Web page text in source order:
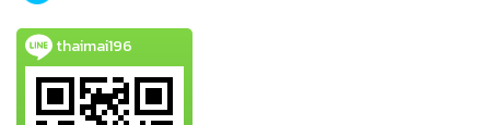
thaimai196